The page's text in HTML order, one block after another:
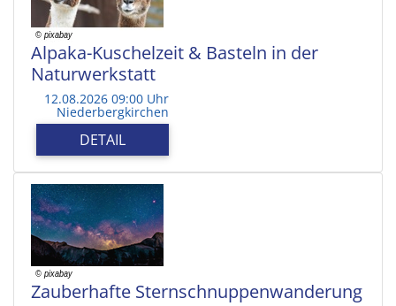
Alpaka-Kuschelzeit & Basteln in der
Naturwerkstatt
12.08.2026 09:00 Uhr
Niederbergkirchen
DETAIL
Zauberhafte Sternschnuppenwanderung